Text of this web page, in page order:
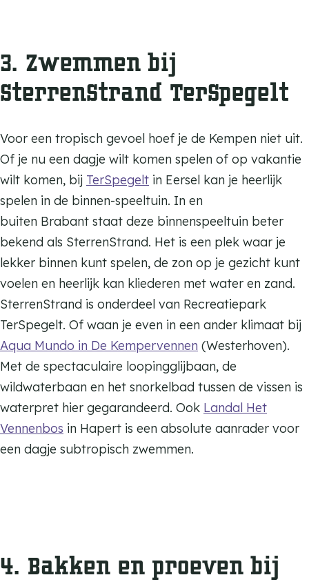
3. Zwemmen bij
SterrenStrand TerSpegelt
Voor een tropisch gevoel hoef je de Kempen niet uit.
Of je nu een dagje wilt komen spelen of op vakantie
wilt komen, bij TerSpegelt in Eersel kan je heerlijk
spelen in de binnen-speeltuin. In en
buiten Brabant staat deze binnenspeeltuin beter
bekend als SterrenStrand. Het is een plek waar je
lekker binnen kunt spelen, de zon op je gezicht kunt
voelen en heerlijk kan kliederen met water en zand.
SterrenStrand is onderdeel van Recreatiepark
TerSpegelt. Of waan je even in een ander klimaat bij
Aqua Mundo in De Kempervennen (Westerhoven).
Met de spectaculaire loopingglijbaan, de
wildwaterbaan en het snorkelbad tussen de vissen is
waterpret hier gegarandeerd. Ook Landal Het
Vennenbos in Hapert is een absolute aanrader voor
een dagje subtropisch zwemmen.
4. Bakken en proeven bij